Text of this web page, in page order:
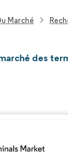
Marché
des